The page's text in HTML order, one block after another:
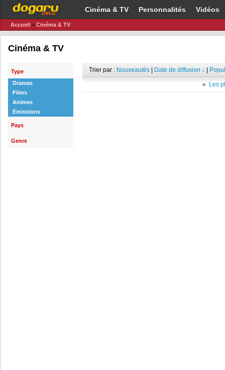
Cinéma & TV Personnalités Vidéos
Accueil » Cinéma & TV
Cinéma & TV
Type
Dramas
Films
Animes
Emissions
Pays
Genre
Trier par : Nouveautés Date de diffusion ↓
» Les